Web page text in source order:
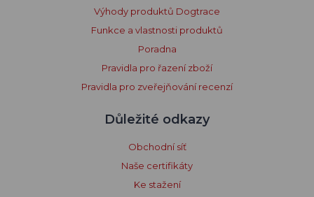
Výhody produktů Dogtrace
Funkce a vlastnosti produktů
Poradna
Pravidla pro řazení zboží
Pravidla pro zveřejňování recenzí
Důležité odkazy
Obchodní síť
Naše certifikáty
Ke stažení